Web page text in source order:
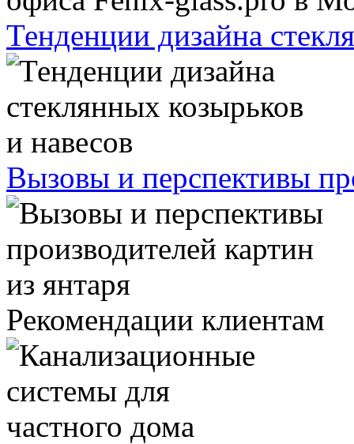
Тенденции дизайна
Вызовы и перспективы
Рекомендации клиентам